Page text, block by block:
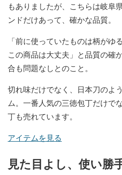
もありましたが、こちらは岐阜
ンドだけあって、確かな品質。
「前に使っていたものは柄がゆ
この商品は大丈夫」と品質の確
合も問題なしとのこと。
切れ味だけでなく、日本刀のよ
ム。一番人気の三徳包丁だけで
丁も売れています。
アイテムを見る
見た目よし、使い勝